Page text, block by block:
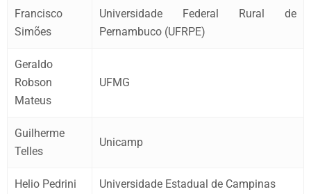
Francisco
Simões
Universidade Federal Rural de
Pernambuco (UFRPE)
Geraldo
Robson
Mateus
UFMG
Guilherme
Telles
Unicamp
Helio Pedrini Universidade Estadual de Campinas